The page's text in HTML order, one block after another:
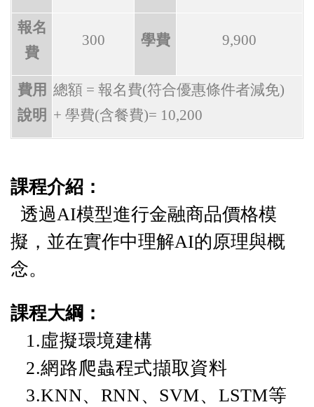
報名
費
300 學費 9,900
費用
說明
總額 = 報名費(符合優惠條件者減免)
+ 學費(含餐費)= 10,200
課程介紹：
透過AI模型進行金融商品價格模
擬，並在實作中理解AI的原理與概
念。
課程大綱：
1.虛擬環境建構
2.網路爬蟲程式擷取資料
3.KNN、RNN、SVM、LSTM等